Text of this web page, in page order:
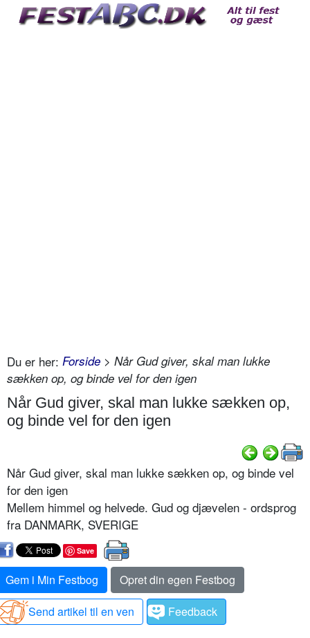
Du er her: Forside > Når Gud giver, skal man lukke
sækken op, og binde vel for den igen
Når Gud giver, skal man lukke sækken op,
og binde vel for den igen
Når Gud giver, skal man lukke sækken op, og binde vel
for den igen
Mellem himmel og helvede. Gud og djævelen - ordsprog
fra DANMARK, SVERIGE
Save
Gem i Min Festbog
Opret din egen Festbog
Send artikel til en ven
Feedback